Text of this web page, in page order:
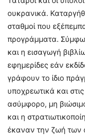
ουκρανικά.
σταθμοί που
προγράμματα.
και η εισαγωγή
εφημερίδες εάν
γράφουν το ίδιο
υποχρεωτικά και
ασύμφορο, μη
και η
έκαναν την ζωή των